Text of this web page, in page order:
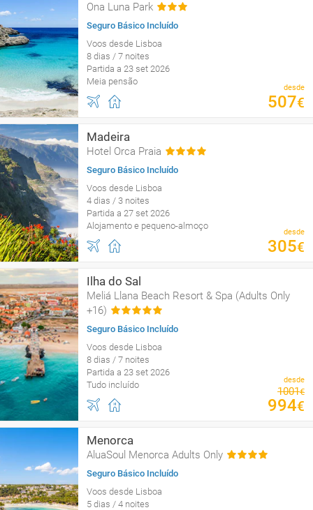
Ona Luna Park
Seguro Básico Incluído
Voos desde Lisboa
8 dias / 7 noites
Partida a 23 set 2026
Meia pensão
desde
507€
Madeira
Hotel Orca Praia
Seguro Básico Incluído
Voos desde Lisboa
4 dias / 3 noites
Partida a 27 set 2026
Alojamento e pequeno-almoço
desde
305€
Ilha do Sal
Meliá Llana Beach Resort & Spa (Adults Only
+16)
Seguro Básico Incluído
Voos desde Lisboa
8 dias / 7 noites
Partida a 23 set 2026
Tudo incluído
desde
1001€
994€
Menorca
AluaSoul Menorca Adults Only
Seguro Básico Incluído
Voos desde Lisboa
5 dias / 4 noites